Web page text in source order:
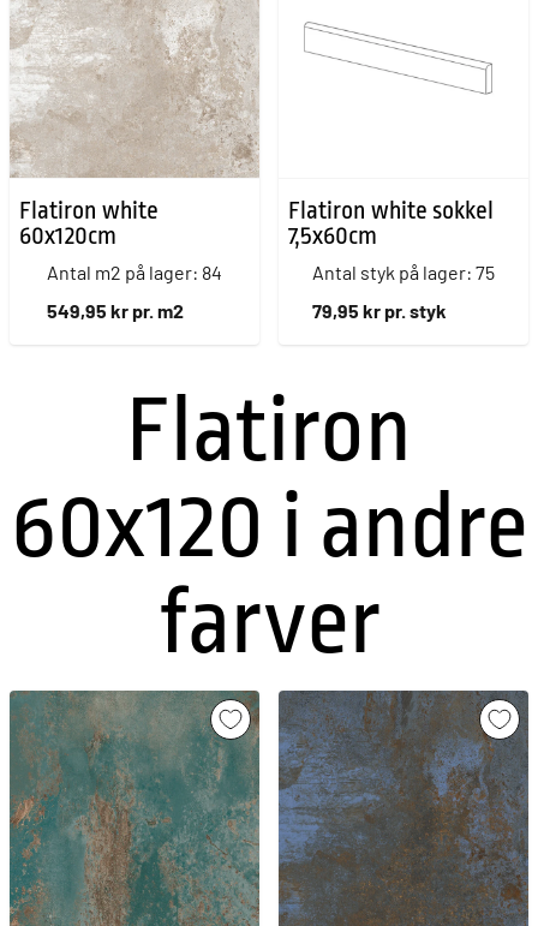
Flatiron white
60x120cm
Antal m2 på lager: 84
549,95 kr pr. m2
Flatiron white sokkel
7,5x60cm
Antal styk på lager: 75
79,95 kr pr. styk
Flatiron
60x120 i andre
farver